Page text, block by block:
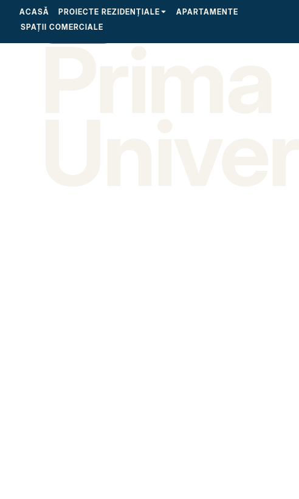
ACASĂ PROIECTE REZIDENȚIALE
APARTAMENTE
SPAȚII COMERCIALE
SOLD OUT
Prima